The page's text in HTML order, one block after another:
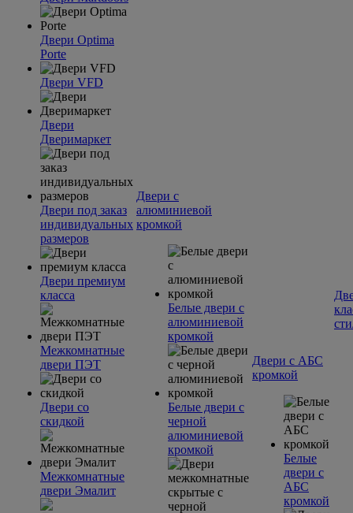
Двери Optima
Porte
Двери VFD
Двери
Дверимаркет
Двери под заказ
индивидуальных
размеров
Двери премиум
класса
Межкомнатные
двери ПЭТ
Двери со
скидкой
Межкомнатные
двери Эмалит
Двери с
алюминиевой
кромкой
Белые двери с
алюминиевой
кромкой
Белые двери с
черной
алюминиевой
кромкой
Двери с АБС
кромкой
Белые
двери с
АБС
кромкой